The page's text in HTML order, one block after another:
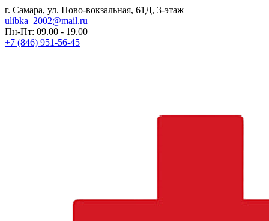
г. Самара, ул. Ново-вокзальная, 61Д, 3-этаж
ulibka_2002@mail.ru
Пн-Пт: 09.00 - 19.00
+7 (846) 951-56-45